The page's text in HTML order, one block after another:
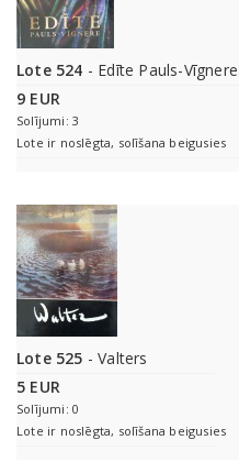
Lote 524 - Edīte Pauls-
9 EUR
Solījumi: 3
Lote ir noslēgta, solīšana beigusies
Lote 525 - Valters
5 EUR
Solījumi: 0
Lote ir noslēgta, solīšana beigusies